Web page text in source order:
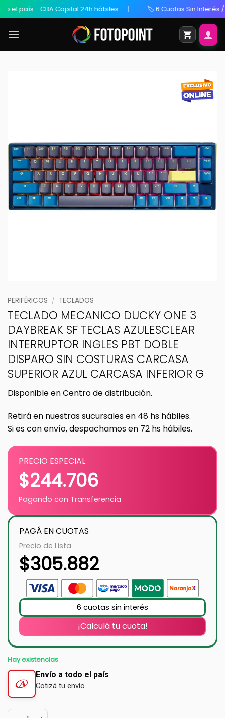
país - CBA Capital 24h hábiles 🏷️ 6 Cuotas Sin Interés /
PERIFÉRICOS / TECLADOS
TECLADO MECANICO DUCKY ONE 3
DAYBREAK SF TECLAS AZULESCLEAR
INTERRUPTOR INGLES PBT DOBLE
DISPARO SIN COSTURAS CARCASA
SUPERIOR AZUL CARCASA INFERIOR G
Disponible en Centro de distribución.
Retirá en nuestras sucursales en 48 hs hábiles.
Si es con envío, despachamos en 72 hs hábiles.
PRECIO ESPECIAL
$244.706
Pagando con Transferencia
PAGÁ EN CUOTAS
Precio de Lista
$305.882
6 cuotas sin interés
¡Calculá tu cuota!
Hay existencias
Envío a todo el país
Cotizá tu envío